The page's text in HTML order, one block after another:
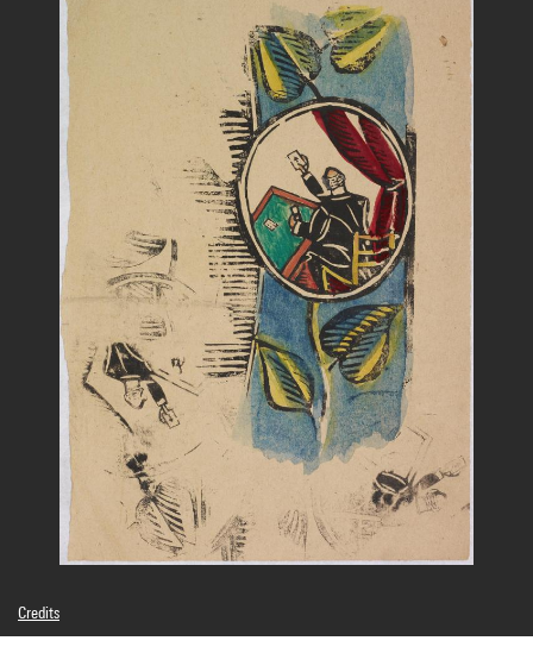
Credits
Caption : Récolement, image du Musée Départemental d'Art Ancien et